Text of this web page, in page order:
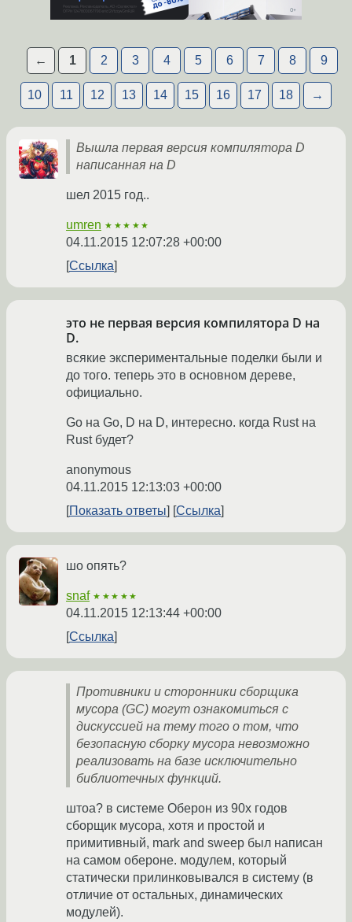
← 1 2 3 4 5 6 7 8 9
10 11 12 13 14 15 16 17 18 →
Вышла первая версия компилятора D
написанная на D
шел 2015 год..
umren ★★★★★
04.11.2015 12:07:28 +00:00
Ссылка
это не первая версия компилятора D на
D.
всякие экспериментальные поделки были и
до того. теперь это в основном дереве,
официально.
Go на Go, D на D, интересно. когда Rust на
Rust будет?
anonymous
04.11.2015 12:13:03 +00:00
Показать ответы
Ссылка
шо опять?
snaf ★★★★★
04.11.2015 12:13:44 +00:00
Ссылка
Противники и сторонники сборщика
мусора (GC) могут ознакомиться с
дискуссией на тему того о том, что
безопасную сборку мусора невозможно
реализовать на базе исключительно
библиотечных функций.
штоа? в системе Оберон из 90х годов
сборщик мусора, хотя и простой и
примитивный, mark and sweep был написан
на самом обероне. модулем, который
статически прилинковывался в систему (в
отличие от остальных, динамических
модулей).